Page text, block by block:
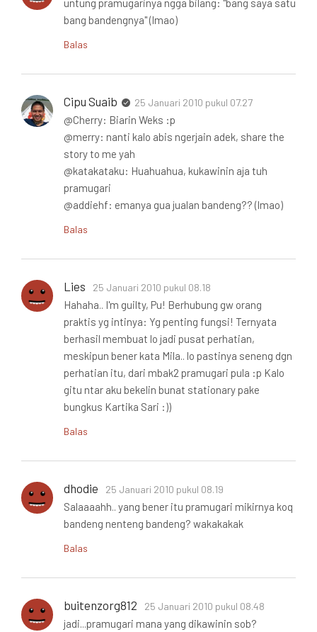
untung pramugarinya ngga bilang: "bang saya satu
bang bandengnya" (lmao)
Balas
Cipu Suaib 25 Januari 2010 pukul 07.27
@Cherry: Biarin Weks :p
@merry: nanti kalo abis ngerjain adek, share the
story to me yah
@katakataku: Huahuahua, kukawinin aja tuh
pramugari
@addiehf: emanya gua jualan bandeng?? (lmao)
Balas
Lies 25 Januari 2010 pukul 08.18
Hahaha.. I'm guilty, Pu! Berhubung gw orang
praktis yg intinya: Yg penting fungsi! Ternyata
berhasil membuat lo jadi pusat perhatian,
meskipun bener kata Mila.. lo pastinya seneng dgn
perhatian itu, dari mbak2 pramugari pula :p Kalo
gitu ntar aku bekelin bunat stationary pake
bungkus Kartika Sari :))
Balas
dhodie 25 Januari 2010 pukul 08.19
Salaaaahh.. yang bener itu pramugari mikirnya koq
bandeng nenteng bandeng? wakakakak
Balas
buitenzorg812 25 Januari 2010 pukul 08.48
jadi...pramugari mana yang dikawinin sob?